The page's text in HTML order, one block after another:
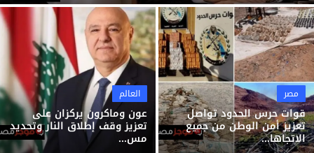
مصر
قوات حرس الحدود تواصل
تعزيز أمن الوطن من جميع
الاتجاها...
العالم
عون وماكرون يركزان على
تعزيز وقف إطلاق النار وتحديد
مس...